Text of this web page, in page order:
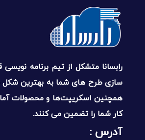
رابسانا متشکل از تیم برنامه نویسی
سازی طرح های شما به بهترین شکل
همچنین اسکریپت‌ها و محصولات
کار شما را تضمین می کنند.
آدرس :‌